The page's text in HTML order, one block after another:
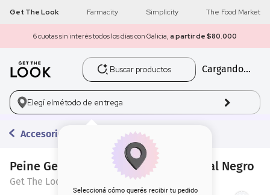
Get The Look Farmacity Simplicity The Food Market
6 cuotas sin interés todos los días con Galicia, a partir de $80.000
Buscar productos
Cargando...
Elegí elmétodo de entrega
Seleccioná cómo querés recibir tu pedido
Accesorios
Peine Get The Look Doble Profesional Negro
Get The Look
1 get the look
2 máscara pestañas
3.
5. corrector